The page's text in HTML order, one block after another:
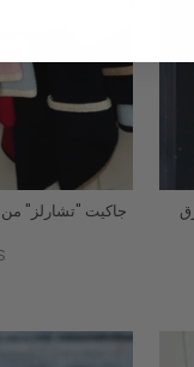
جاكيت "تشارلز" من